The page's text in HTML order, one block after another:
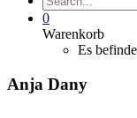
0
Warenkorb
Es
Anja Dany